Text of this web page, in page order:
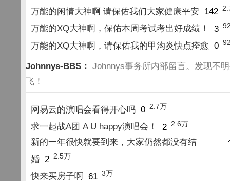
万能的闲情大神啊 请保佑我们大家健康平安 142
万能的XQ大神啊，保佑本周考试考出好成绩！ 3
万能的XQ大神啊，请保佑我的甲沟炎快点痊愈 0
Johnnys-BBS： Johnnys事务所内部留言。发现不
飞！
网易云的演唱会看得开心吗 0 2.7万
求一起战A团 A U happy演唱会！ 2 2.6万
新的一年很快就要到来，大家仍然都没有结
婚 2 2.5万
快来买房子啊 61 3万